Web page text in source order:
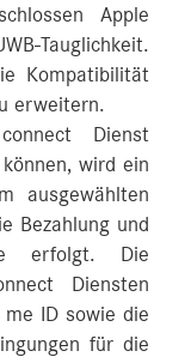
Apple
Tauglichkeit.
Kompatibilität
erweitern.
Dienst
wird ein
ausgewählten
Bezahlung und
erfolgt. Die
Diensten
ID sowie die
für die